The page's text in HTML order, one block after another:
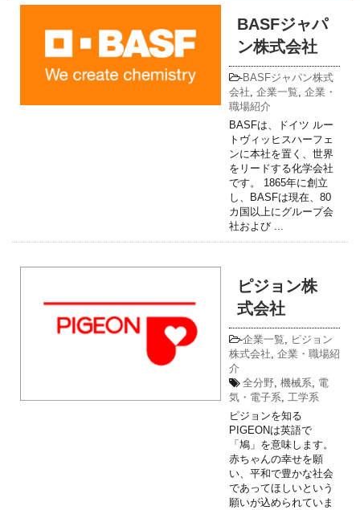
BASFジャパ
ン株式会社
-BASFジャパン株式
会社, 企業一覧, 企業・
職場紹介
BASFは、ドイツ ルー
トヴィッヒスハーフェ
ンに本社を置く、世界
をリードする化学会社
です。 1865年に創立
し、BASFは現在、80
カ国以上にグループ会
社および ...
ピジョン株
式会社
-企業一覧, ピジョン
株式会社, 企業・職場紹
介
全分野, 機械系, 電
気・電子系, 工学系
ピジョンを知る
PIGEONは英語で
「鳩」を意味します。
赤ちゃんの幸せを願
い、平和で豊かな社会
であってほしいという
願いが込められていま